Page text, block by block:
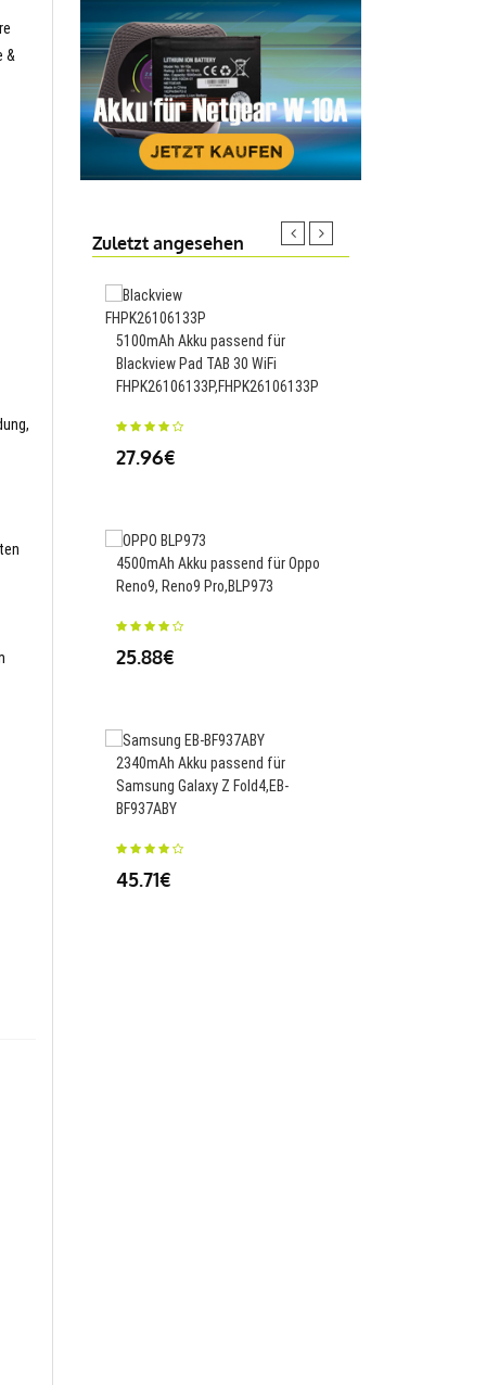
&
Zuletzt angesehen
5100mAh Akku passend für
Blackview Pad TAB 30 WiFi
FHPK26106133P,FHPK26106133P
27.96€
4500mAh Akku passend für Oppo
Reno9, Reno9 Pro,BLP973
25.88€
2340mAh Akku passend für
Samsung Galaxy Z Fold4,EB-
BF937ABY
45.71€